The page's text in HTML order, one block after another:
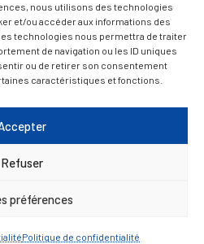
nous utilisons des technologies
et/ou accéder aux informations des
technologies nous permettra de traiter
de navigation ou les ID uniques
ou de retirer son consentement
caractéristiques et fonctions.
Refuser
préférences
Politique de confidentialité
Espace agent
!